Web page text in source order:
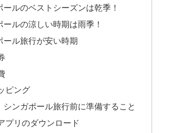
ールのベストシーズンは乾季！
ールの涼しい時期は雨季！
ール旅行が安い時期
ピング
シンガポール旅行前に準備すること
プリのダウンロード